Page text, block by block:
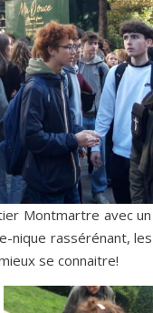
Montmartre avec
nique rassérénant,
se connaitre!